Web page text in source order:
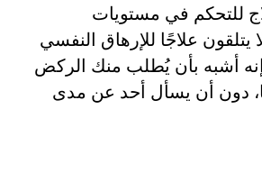
للتحكم في مستويات
يتلقون علاجًا للإرهاق النفسي
أشبه بأن يُطلب منك الركض
دون أن يسأل أحد عن مدى